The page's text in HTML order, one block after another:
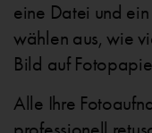
eine Datei und
wählen aus, wie
Bild auf
Alle Ihre